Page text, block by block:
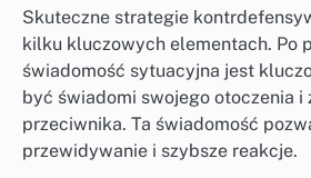
Skuteczne strategie
kilku kluczowych elementach. Po
świadomość sytuacyjna jest
być świadomi swojego otoczenia i
przeciwnika. Ta świadomość
przewidywanie i szybsze reakcje.